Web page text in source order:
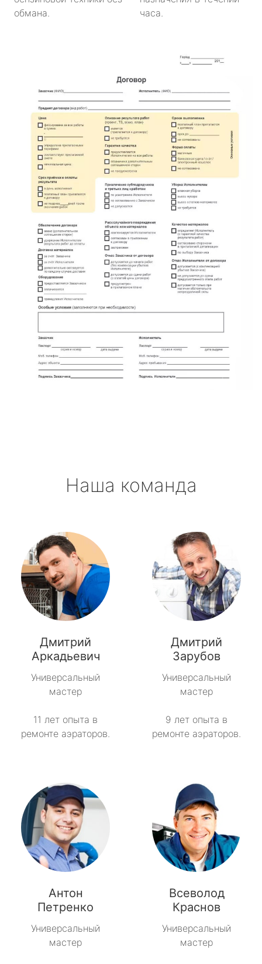
обмана.
часа.
Наша команда
Дмитрий
Аркадьевич
Универсальный
мастер
11 лет опыта в
ремонте аэраторов.
Дмитрий
Зарубов
Универсальный
мастер
9 лет опыта в
ремонте аэраторов.
Антон
Петренко
Универсальный
мастер
Всеволод
Краснов
Универсальный
мастер